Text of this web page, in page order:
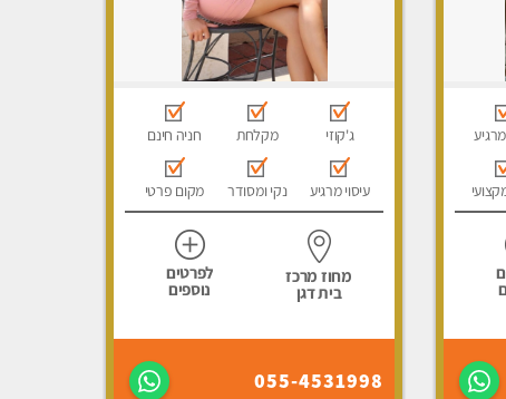
ג'קוזי מקלחת חניה חינם
עיסוי מרגיע נקי ומסודר מקום פרטי
מחוז מרכז
בית דגן
לפרטים
נוספים
055-4531998